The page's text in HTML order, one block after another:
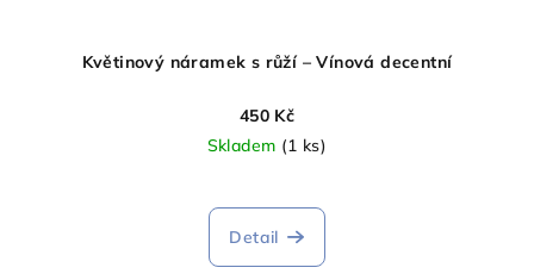
Květinový náramek s růží – Vínová decentní
450 Kč
Skladem (1 ks)
Detail